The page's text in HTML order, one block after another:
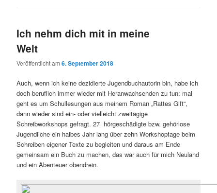
Ich nehm dich mit in meine
Welt
Veröffentlicht am6. September 2018
Auch, wenn ich keine dezidierte Jugendbuchautorin bin, habe ich
doch beruflich immer wieder mit Heranwachsenden zu tun: mal
geht es um Schullesungen aus meinem Roman „Rattes Gift“,
dann wieder sind ein- oder vielleicht zweitägige
Schreibworkshops gefragt. 27 hörgeschädigte bzw. gehörlose
Jugendliche ein halbes Jahr lang über zehn Workshoptage beim
Schreiben eigener Texte zu begleiten und daraus am Ende
gemeinsam ein Buch zu machen, das war auch für mich Neuland
und ein Abenteuer obendrein.